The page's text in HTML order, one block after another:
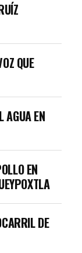
QUE
AGUA EN
EN
DE